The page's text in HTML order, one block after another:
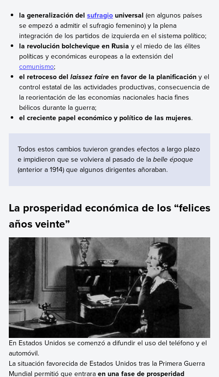
la generalización delsufragio universal (en algunos países
se empezó a admitir el sufragio femenino) y la plena
integración de los partidos de izquierda en el sistema político;
la revolución bolchevique en Rusia y el miedo de las élites
políticas y económicas europeas a la extensión del
comunismo;
el retroceso dellaissez faire en favor de la planificacióny el
control estatal de las actividades productivas, consecuencia de
la reorientación de las economías nacionales hacia fines
bélicos durante la guerra;
el creciente papel económico y político de las mujeres.
Todos estos cambios tuvieron grandes efectos a largo plazo
e impidieron que se volviera al pasado de la belle époque
(anterior a 1914) que algunos dirigentes añoraban.
La prosperidad económica de los “felices
años veinte”
En Estados Unidos se comenzó a difundir el uso del teléfono y el
automóvil.
La situación favorecida de Estados Unidos tras la Primera Guerra
Mundial permitió que entrara en una fase de prosperidad